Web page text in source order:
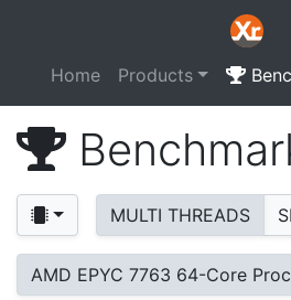
Home Products
MULTI THREADS
AMD EPYC 7763 64-Core